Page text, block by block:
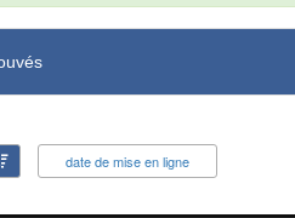
date de mise en ligne